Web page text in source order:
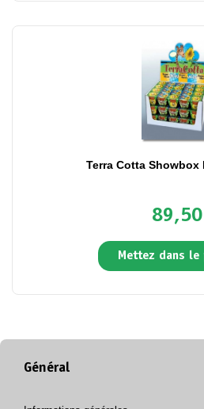
Terra Cotta Showbox
89,50
Mettez dans le
Général